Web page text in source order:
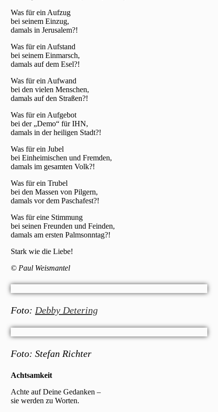
Was für ein Aufzug
bei seinem Einzug,
damals in Jerusalem?!
Was für ein Aufstand
bei seinem Einmarsch,
damals auf dem Esel?!
Was für ein Aufwand
bei den vielen Menschen,
damals auf den Straßen?!
Was für ein Aufgebot
bei der „Demo“ für IHN,
damals in der heiligen Stadt?!
Was für ein Jubel
bei Einheimischen und Fremden,
damals im gesamten Volk?!
Was für ein Trubel
bei den Massen von Pilgern,
damals vor dem Paschafest?!
Was für eine Stimmung
bei seinen Freunden und Feinden,
damals am ersten Palmsonntag?!
Stark wie die Liebe!
© Paul Weismantel
Foto: Debby Detering
Foto: Stefan Richter
Achtsamkeit
Achte auf Deine Gedanken –
sie werden zu Worten.